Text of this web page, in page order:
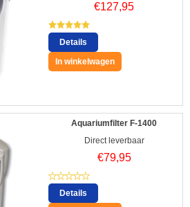
€127,95
Details
In winkelwagen
Aquariumfilter F-1400
Direct leverbaar
€79,95
Details